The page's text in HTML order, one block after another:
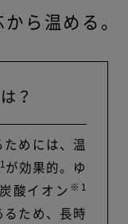
ら温める。
？
めには、温
が効果的。ゆ
酸イオン ※1
るため、長時